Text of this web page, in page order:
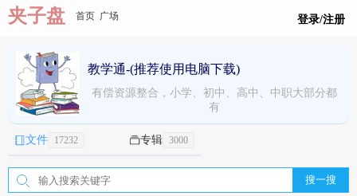
夹子盘 首页 广场 登录/注册
教学通-(推荐使用电脑下载)
有偿资源整合，小学、初中、高中、中职大部分都
有
文件 17232 专辑 3000
搜一搜